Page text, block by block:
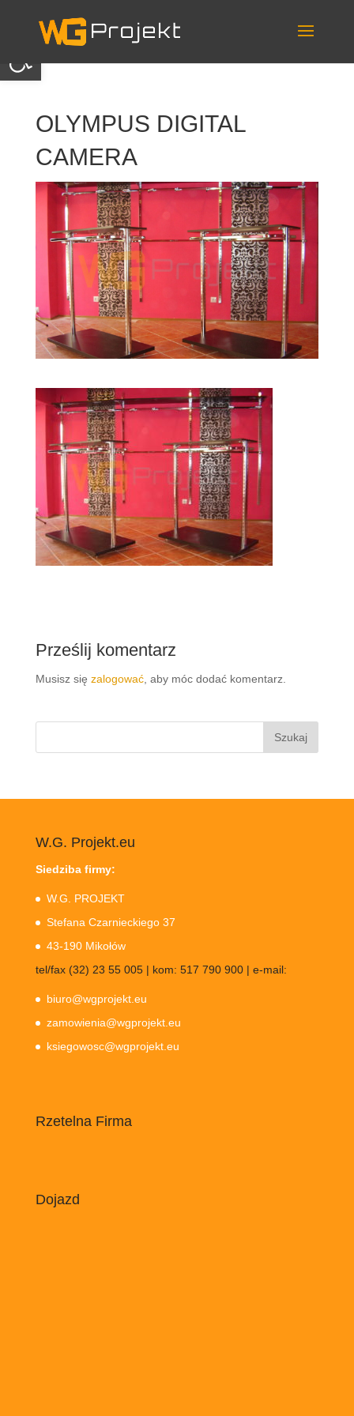
Otwórz pasek narzędzi
content
OLYMPUS DIGITAL
CAMERA
Prześlij komentarz
Musisz się zalogować, aby móc dodać komentarz.
Szukaj:
W.G. Projekt.eu
Siedziba firmy:
W.G. PROJEKT
Stefana Czarnieckiego 37
43-190 Mikołów
tel/fax (32) 23 55 005 | kom: 517 790 900 | e-mail:
biuro@wgprojekt.eu
zamowienia@wgprojekt.eu
ksiegowosc@wgprojekt.eu
Rzetelna Firma
Dojazd